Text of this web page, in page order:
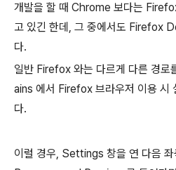
개발을 할 때 Chrome 보다는
고 있긴 한데, 그 중에서도 Firefox
다.
일반 Firefox 와는 다르게 다른 경
ains 에서 Firefox 브라우저 이용 시
다.
이럴 경우, Settings 창을 연 다음